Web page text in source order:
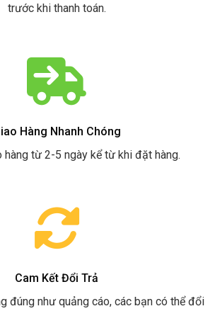
trước khi thanh toán.
Hàng Nhanh Chóng
hàng từ 2-5 ngày kể từ khi đặt hàng.
Cam Kết Đổi Trả
đúng như quảng cáo, các bạn có thể đổi